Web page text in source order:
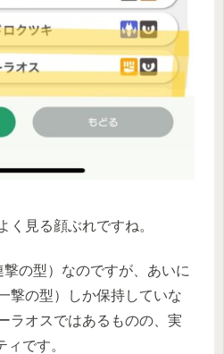
く見る顔ぶれですね。
の型）なのですが、あいに
撃の型）しか保持していな
ラオスではあるものの、実
ィです。